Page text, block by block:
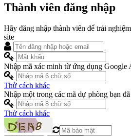
Thành viên đăng nhập
Hãy đăng nhập thành viên để trải
site
Nhập mã xác minh từ ứng dụng Google
Thử cách khác
Nhập một trong các mã dự phòng bạn
Thử cách khác